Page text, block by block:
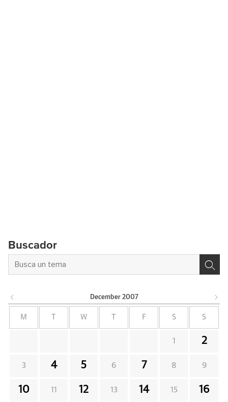
Buscador
December 2007
M W F S S
1 2
3 4 5 6 7 8 9
10 11 12 13 14 15 16